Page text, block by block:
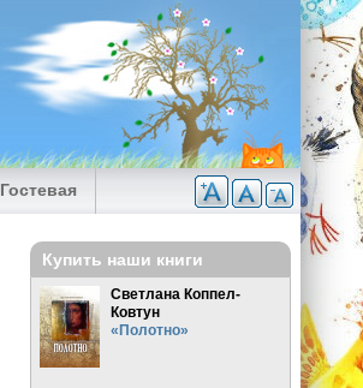
Гостевая
Купить наши книги
Светлана Коппел-
Ковтун
«Полотно»